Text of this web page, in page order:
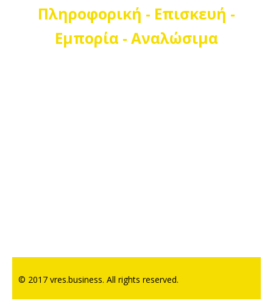
Πληροφορική - Επισκευή -
Εμπορία - Αναλώσιμα
© 2017 vres.business. All rights reserved.